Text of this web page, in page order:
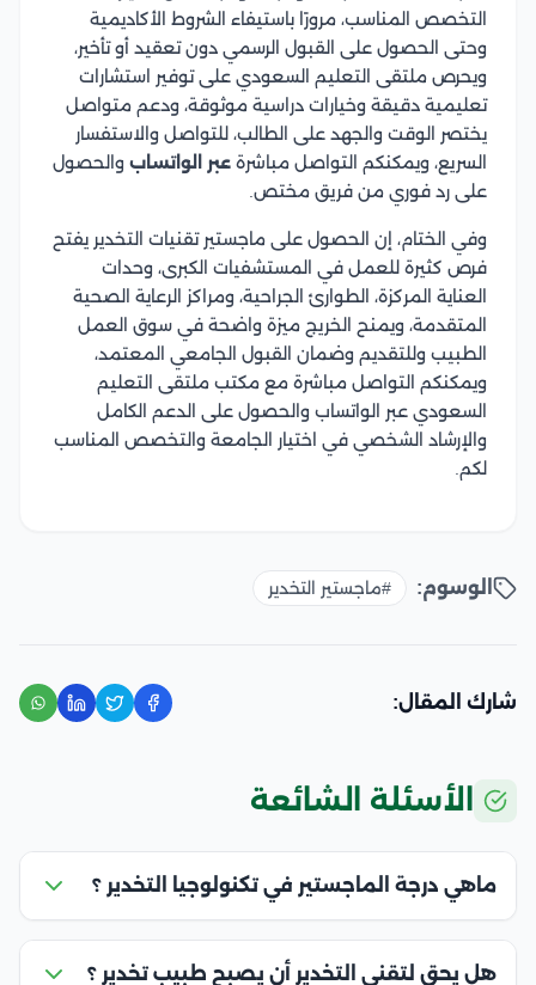
التخصص المناسب، مرورًا باستيفاء الشروط الأكاديمية
وحتى الحصول على القبول الرسمي دون تعقيد أو تأخير،
ويحرص ملتقى التعليم السعودي على توفير استشارات
تعليمية دقيقة وخيارات دراسية موثوقة، ودعم متواصل
يختصر الوقت والجهد على الطالب، للتواصل والاستفسار
السريع، ويمكنكم التواصل مباشرة عبر الواتساب والحصول
على رد فوري من فريق مختص.
وفي الختام، إن الحصول على ماجستير تقنيات التخدير يفتح
فرص كثيرة للعمل في المستشفيات الكبرى، وحدات
العناية المركزة، الطوارئ الجراحية، ومراكز الرعاية الصحية
المتقدمة، ويمنح الخريج ميزة واضحة في سوق العمل
الطبيب وللتقديم وضمان القبول الجامعي المعتمد،
ويمكنكم التواصل مباشرة مع مكتب ملتقى التعليم
السعودي عبر الواتساب والحصول على الدعم الكامل
والإرشاد الشخصي في اختيار الجامعة والتخصص المناسب
لكم.
الوسوم: #ماجستير التخدير
شارك المقال:
الأسئلة الشائعة
ماهي درجة الماجستير في تكنولوجيا التخدير ؟
هل يحق لتقني التخدير أن يصبح طبيب تخدير ؟